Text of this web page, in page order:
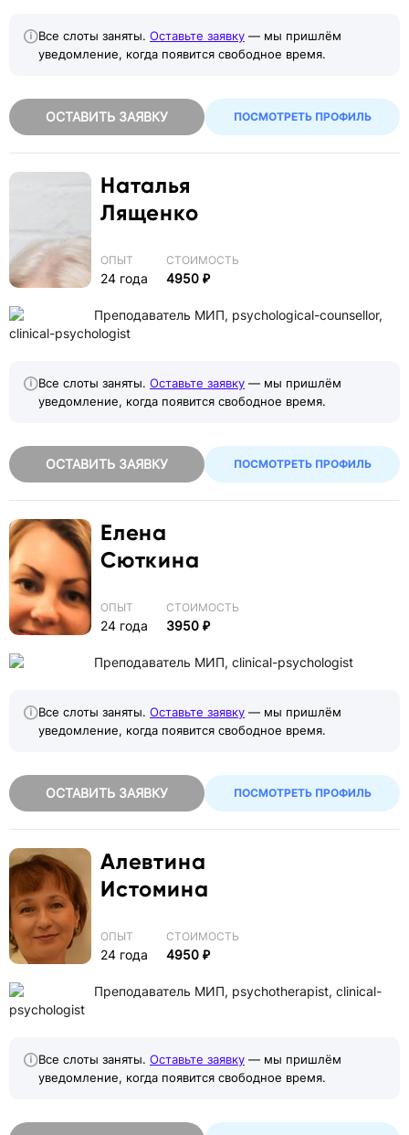
Все слоты заняты. Оставьте заявку — мы пришлём
уведомление, когда появится свободное время.
ОСТАВИТЬ ЗАЯВКУ ПОСМОТРЕТЬ ПРОФИЛЬ
Наталья
Лященко
Преподаватель МИП, psychological-counsellor,
clinical-psychologist
ОПЫТ
24 года
СТОИМОСТЬ
4950 ₽
Все слоты заняты. Оставьте заявку — мы пришлём
уведомление, когда появится свободное время.
ОСТАВИТЬ ЗАЯВКУ ПОСМОТРЕТЬ ПРОФИЛЬ
Елена
Сюткина
Преподаватель МИП, clinical-psychologist
ОПЫТ
24 года
СТОИМОСТЬ
3950 ₽
Все слоты заняты. Оставьте заявку — мы пришлём
уведомление, когда появится свободное время.
ОСТАВИТЬ ЗАЯВКУ ПОСМОТРЕТЬ ПРОФИЛЬ
Алевтина
Истомина
Преподаватель МИП, psychotherapist, clinical-
psychologist
ОПЫТ
24 года
СТОИМОСТЬ
4950 ₽
Все слоты заняты. Оставьте заявку — мы пришлём
уведомление, когда появится свободное время.